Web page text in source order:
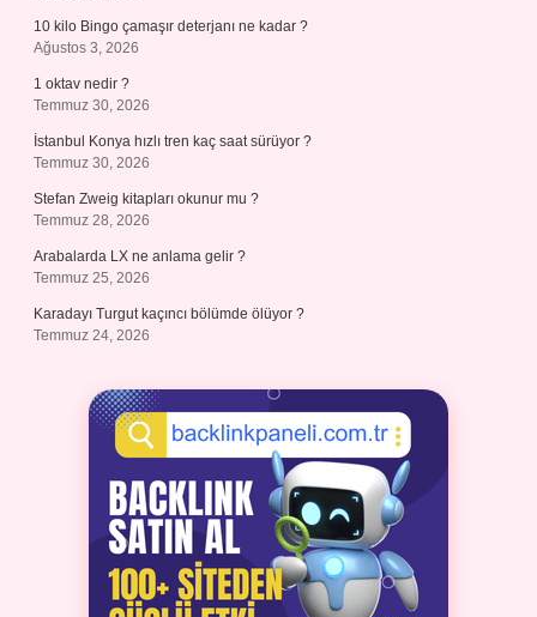
10 kilo Bingo çamaşır deterjanı ne kadar ?
Ağustos 3, 2026
1 oktav nedir ?
Temmuz 30, 2026
İstanbul Konya hızlı tren kaç saat sürüyor ?
Temmuz 30, 2026
Stefan Zweig kitapları okunur mu ?
Temmuz 28, 2026
Arabalarda LX ne anlama gelir ?
Temmuz 25, 2026
Karadayı Turgut kaçıncı bölümde ölüyor ?
Temmuz 24, 2026